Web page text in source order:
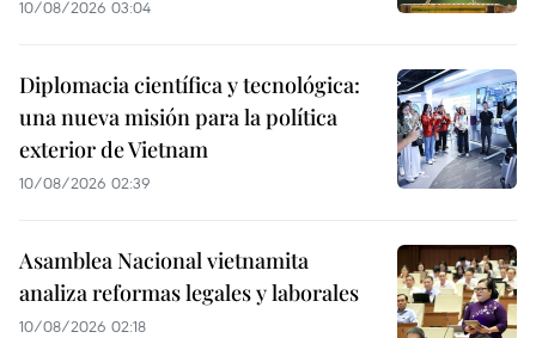
10/08/2026 03:04
Diplomacia científica y tecnológica:
una nueva misión para la política
exterior de Vietnam
10/08/2026 02:39
Asamblea Nacional vietnamita
analiza reformas legales y laborales
10/08/2026 02:18